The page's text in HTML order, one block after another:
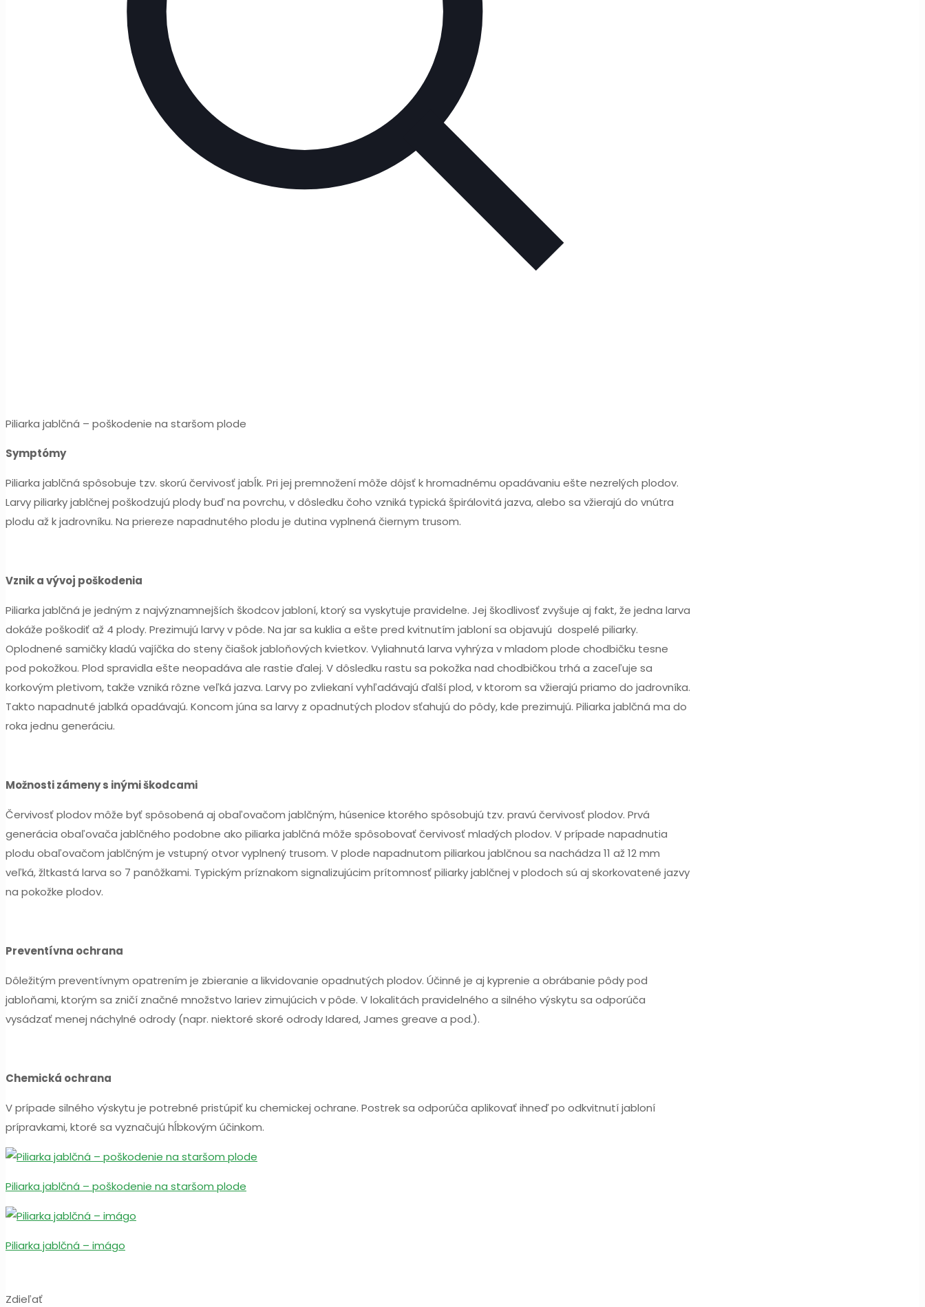
Piliarka jablčná – poškodenie na staršom plode
Symptómy
Piliarka jablčná spôsobuje tzv. skorú červivosť jabĺk. Pri jej premnožení môže dôjsť k hromadnému opadávaniu ešte nezrelých plodov.
Larvy piliarky jablčnej poškodzujú plody buď na povrchu, v dôsledku čoho vzniká typická špirálovitá jazva, alebo sa vžierajú do vnútra
plodu až k jadrovníku. Na priereze napadnutého plodu je dutina vyplnená čiernym trusom.
Vznik a vývoj poškodenia
Piliarka jablčná je jedným z najvýznamnejších škodcov jabloní, ktorý sa vyskytuje pravidelne. Jej škodlivosť zvyšuje aj fakt, že jedna larva
dokáže poškodiť až 4 plody. Prezimujú larvy v pôde. Na jar sa kuklia a ešte pred kvitnutím jabloní sa objavujú dospelé piliarky.
Oplodnené samičky kladú vajíčka do steny čiašok jabloňových kvietkov. Vyliahnutá larva vyhrýza v mladom plode chodbičku tesne
pod pokožkou. Plod spravidla ešte neopadáva ale rastie ďalej. V dôsledku rastu sa pokožka nad chodbičkou trhá a zaceľuje sa
korkovým pletivom, takže vzniká rôzne veľká jazva. Larvy po zvliekaní vyhľadávajú ďalší plod, v ktorom sa vžierajú priamo do jadrovníka.
Takto napadnuté jablká opadávajú. Koncom júna sa larvy z opadnutých plodov sťahujú do pôdy, kde prezimujú. Piliarka jablčná ma do
roka jednu generáciu.
Možnosti zámeny s inými škodcami
Červivosť plodov môže byť spôsobená aj obaľovačom jablčným, húsenice ktorého spôsobujú tzv. pravú červivosť plodov. Prvá
generácia obaľovača jablčného podobne ako piliarka jablčná môže spôsobovať červivosť mladých plodov. V prípade napadnutia
plodu obaľovačom jablčným je vstupný otvor vyplnený trusom. V plode napadnutom piliarkou jablčnou sa nachádza 11 až 12 mm
veľká, žltkastá larva so 7 panôžkami. Typickým príznakom signalizujúcim prítomnosť piliarky jablčnej v plodoch sú aj skorkovatené jazvy
na pokožke plodov.
Preventívna ochrana
Dôležitým preventívnym opatrením je zbieranie a likvidovanie opadnutých plodov. Účinné je aj kyprenie a obrábanie pôdy pod
jabloňami, ktorým sa zničí značné množstvo lariev zimujúcich v pôde. V lokalitách pravidelného a silného výskytu sa odporúča
vysádzať menej náchylné odrody (napr. niektoré skoré odrody Idared, James greave a pod.).
Chemická ochrana
V prípade silného výskytu je potrebné pristúpiť ku chemickej ochrane. Postrek sa odporúča aplikovať ihneď po odkvitnutí jabloní
prípravkami, ktoré sa vyznačujú hĺbkovým účinkom.
Piliarka jablčná – poškodenie na staršom plode
Piliarka jablčná – imágo
Zdieľať